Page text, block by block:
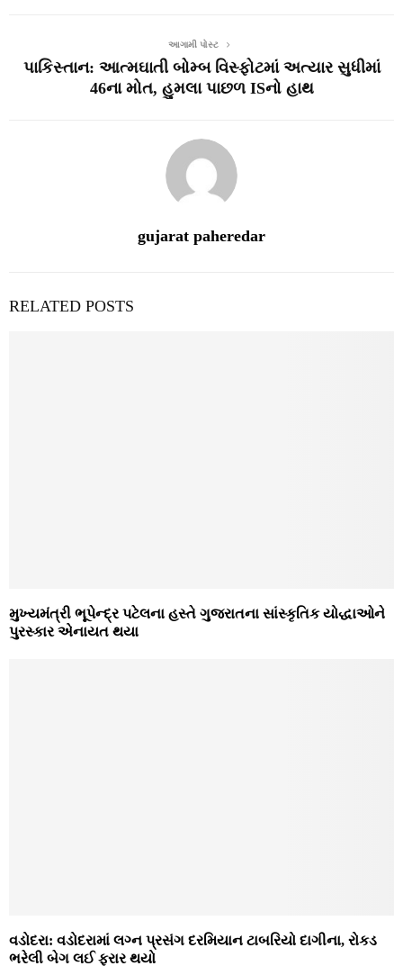
આગામી પોસ્ટ
પાકિસ્તાન: આત્મઘાતી બોમ્બ વિસ્ફોટમાં અત્યાર સુધીમાં
46ના મોત, હુમલા પાછળ ISનો હાથ
gujarat paheredar
RELATED POSTS
મુખ્યમંત્રી ભૂપેન્દ્ર પટેલના હસ્તે ગુજરાતના સાંસ્કૃતિક યોદ્ધાઓને
પુરસ્કાર એનાયત થયા
વડોદરા: વડોદરામાં લગ્ન પ્રસંગ દરમિયાન ટાબરિયો દાગીના, રોકડ
ભરેલી બેગ લઈ ફરાર થયો